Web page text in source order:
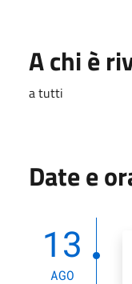
A chi è
a tutti
Date e
13
AGO